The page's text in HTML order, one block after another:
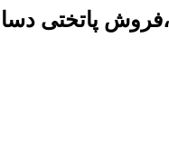
پاتختی دسا